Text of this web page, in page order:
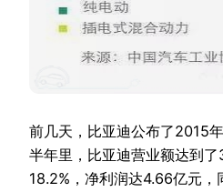
前几天，比亚迪公布了2015
半年里，比亚迪营业额达到
18.2%，净利润达4.66亿元